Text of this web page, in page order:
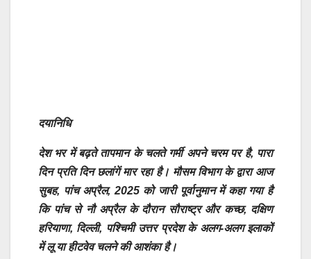
दयानिधि
देश भर में बढ़ते तापमान के चलते गर्मी अपने चरम पर है, पारा
दिन प्रति दिन छलांगें मार रहा है। मौसम विभाग के द्वारा आज
सुबह, पांच अप्रैल, 2025 को जारी पूर्वानुमान में कहा गया है
कि पांच से नौ अप्रैल के दौरान सौराष्ट्र और कच्छ, दक्षिण
हरियाणा, दिल्ली, पश्चिमी उत्तर प्रदेश के अलग-अलग इलाकों
में लू या हीटवेव चलने की आशंका है।